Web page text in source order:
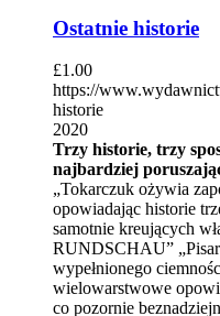
Ostatnie historie
£1.00
https://
historie
2020
Trzy historie, trzy
najbardziej
„Tokarczuk ożywia
opowiadając historie
samotnie kreujących
RUNDSCHAU”
wypełnionego
wielowarstwowe
co pozornie